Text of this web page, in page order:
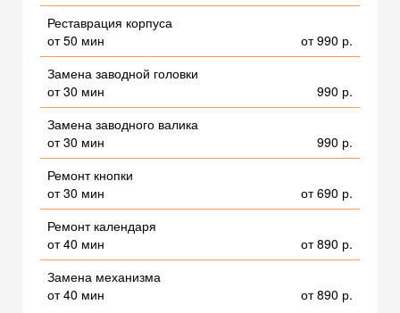
Реставрация корпуса
от 50 мин
от 990 р.
Замена заводной головки
от 30 мин
990 р.
Замена заводного валика
от 30 мин
990 р.
Ремонт кнопки
от 30 мин
от 690 р.
Ремонт календаря
от 40 мин
от 890 р.
Замена механизма
от 40 мин
от 890 р.